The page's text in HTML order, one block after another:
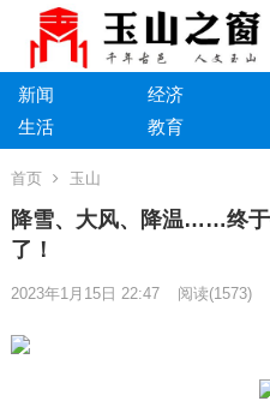
新闻 经济
生活
教育
首页 玉山
降雪、大风、降温……终
了！
2023年1月15日 22:47 阅读(1573)